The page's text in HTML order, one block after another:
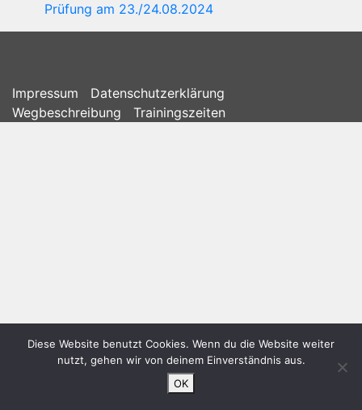
Prüfung am 23./24.08.2024
Impressum
Datenschutzerklärung
Wegbeschreibung
Trainingszeiten
Diese Website benutzt Cookies. Wenn du die Website weiter
nutzt, gehen wir von deinem Einverständnis aus.
OK